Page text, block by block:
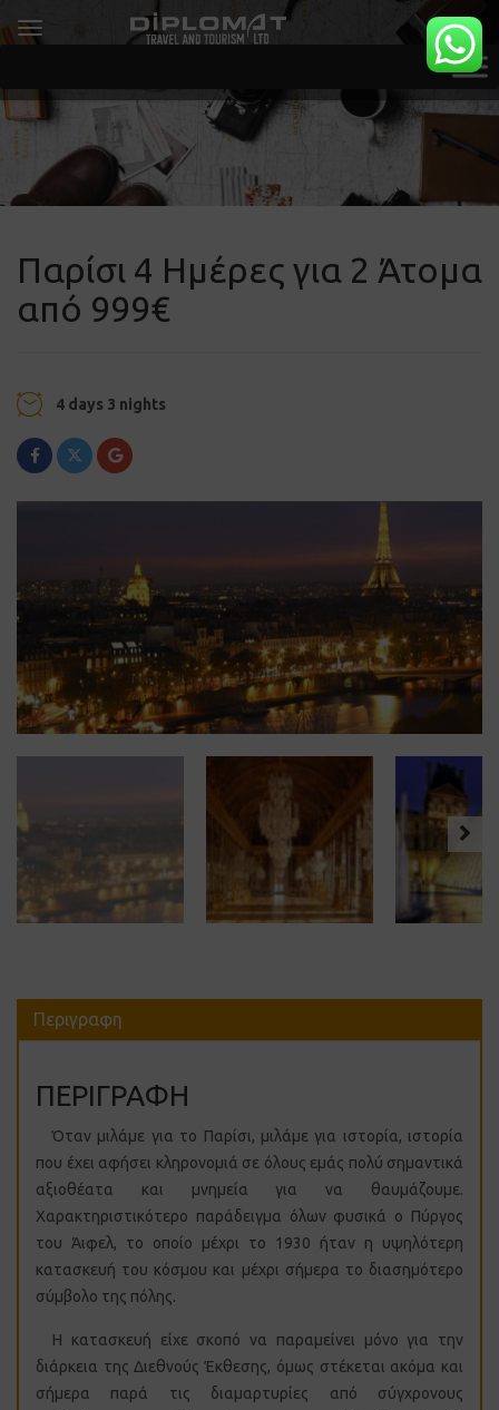
Παρίσι 4 Ημέρες για 2 Άτομα
από 999€
4 days 3 nights
Περιγραφη
ΠΕΡΙΓΡΑΦΗ
Όταν μιλάμε για το Παρίσι, μιλάμε για ιστορία, ιστορία
που έχει αφήσει κληρονομιά σε όλους εμάς πολύ σημαντικά
αξιοθέατα και μνημεία για να θαυμάζουμε.
Χαρακτηριστικότερο παράδειγμα όλων φυσικά ο Πύργος
του Άιφελ, το οποίο μέχρι το 1930 ήταν η υψηλότερη
κατασκευή του κόσμου και μέχρι σήμερα το διασημότερο
σύμβολο της πόλης.
Η κατασκευή είχε σκοπό να παραμείνει μόνο για την
διάρκεια της Διεθνούς Έκθεσης, όμως στέκεται ακόμα και
σήμερα παρά τις διαμαρτυρίες από σύγχρονους